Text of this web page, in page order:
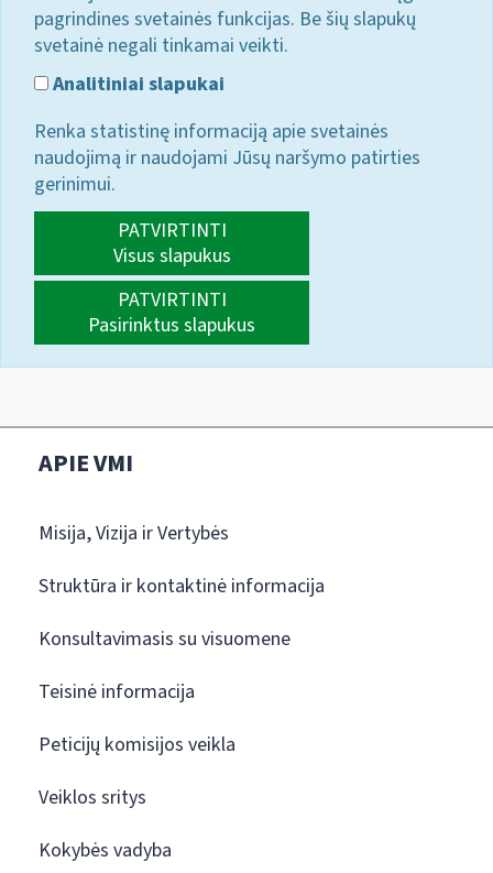
pagrindines svetainės funkcijas. Be šių slapukų
svetainė negali tinkamai veikti.
Analitiniai slapukai
Renka statistinę informaciją apie svetainės
naudojimą ir naudojami Jūsų naršymo patirties
gerinimui.
PATVIRTINTI
Visus slapukus
PATVIRTINTI
Pasirinktus slapukus
APIE VMI
Misija, Vizija ir Vertybės
Struktūra ir kontaktinė informacija
Konsultavimasis su visuomene
Teisinė informacija
Peticijų komisijos veikla
Veiklos sritys
Kokybės vadyba